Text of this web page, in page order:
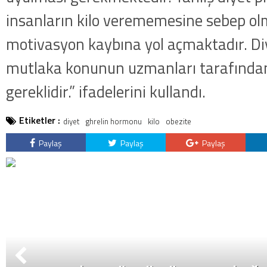
insanların kilo verememesine sebep
motivasyon kaybına yol açmaktadır.
mutlaka konunun uzmanları
gereklidir.” ifadelerini kullandı.
Etiketler : diyet ghrelin hormonu kilo obezite
Paylaş Paylaş Paylaş